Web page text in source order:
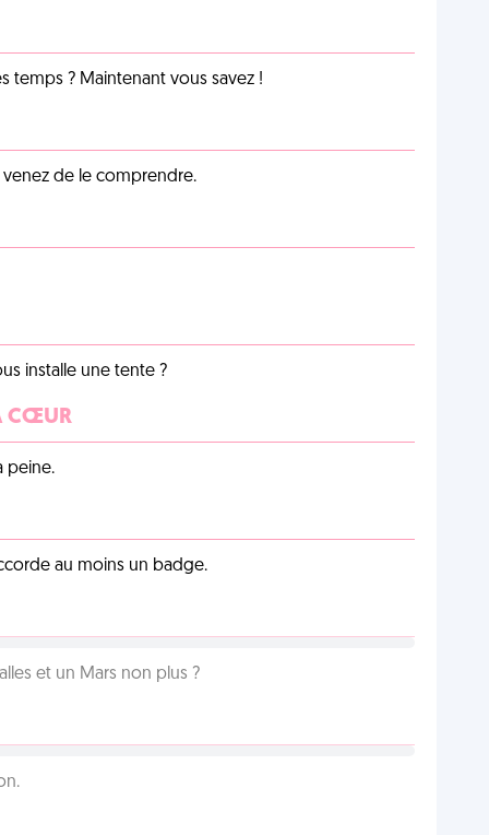
temps ? Maintenant vous savez !
de le comprendre.
installe une tente ?
CŒUR
peine.
au moins un badge.
et un Mars non plus ?